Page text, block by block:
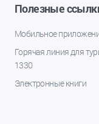
Полезные
Мобильное
Горячая линия для
1330
Электронные книги